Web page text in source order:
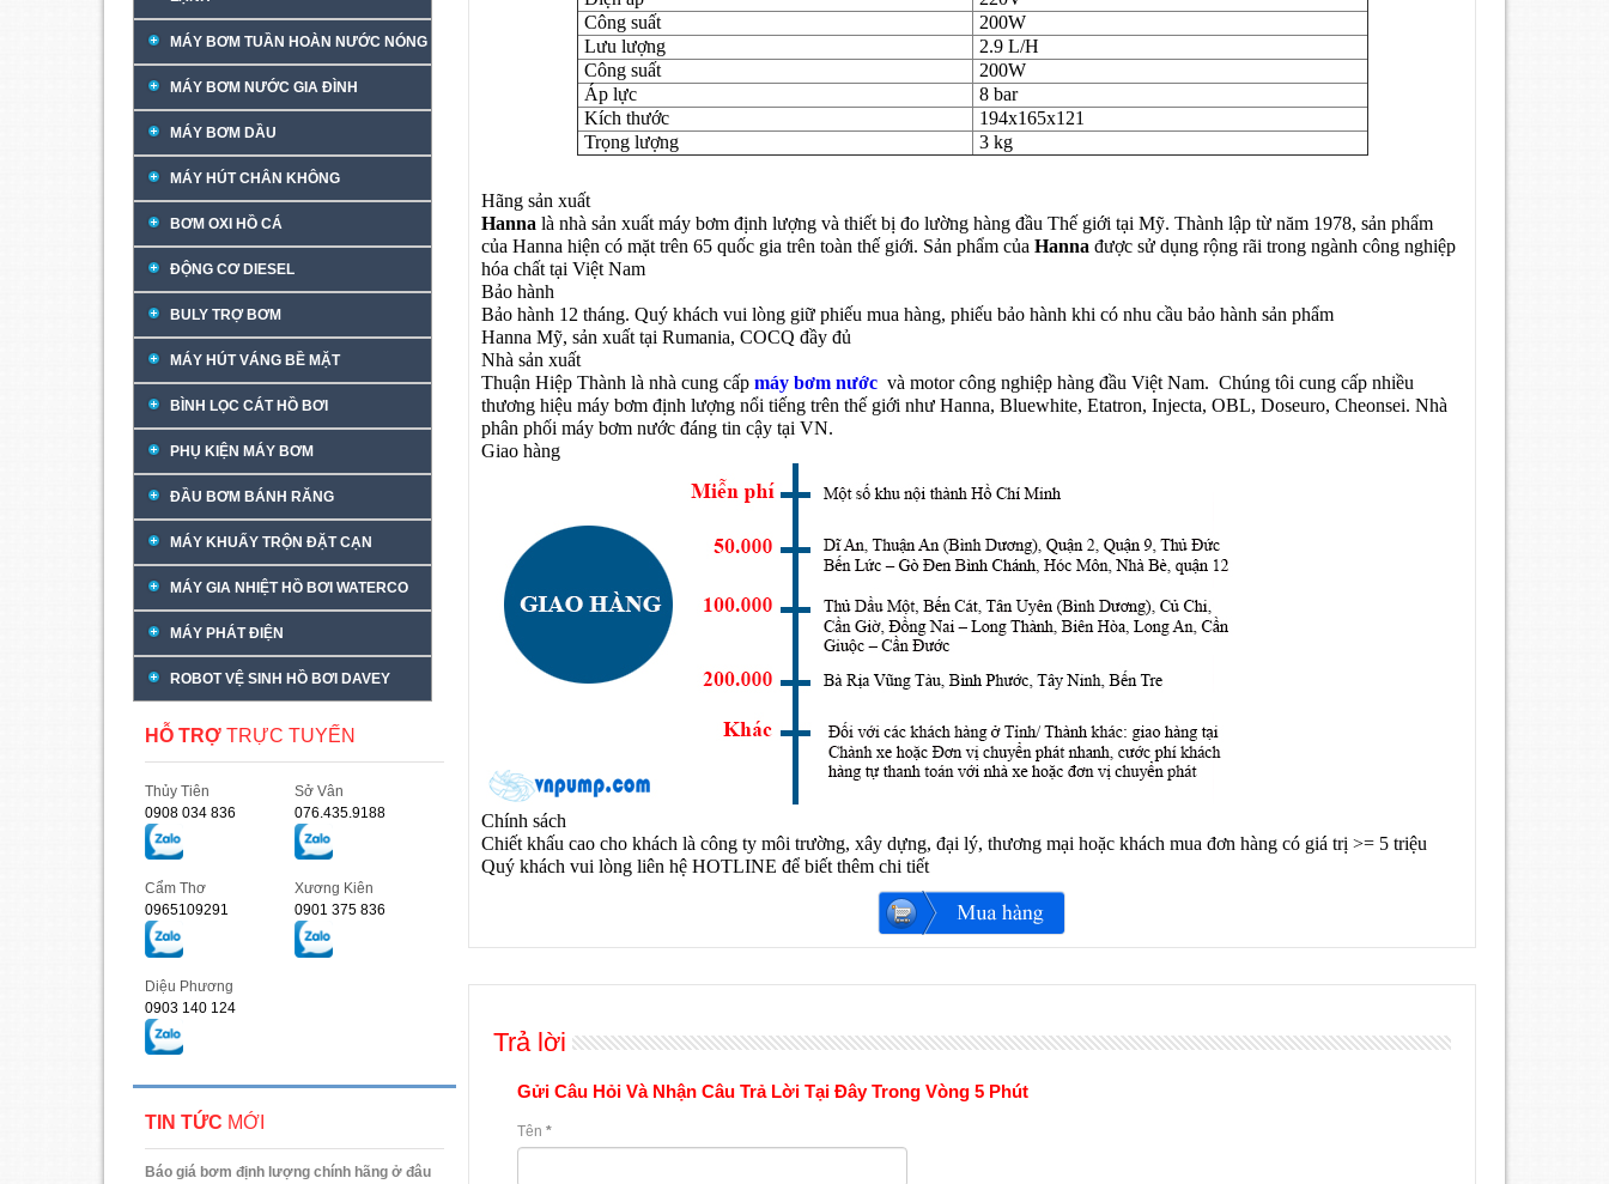
MÁY BƠM TUẦN HOÀN NƯỚC NÓNG
MÁY BƠM NƯỚC GIA ĐÌNH
MÁY BƠM DẦU
MÁY HÚT CHÂN KHÔNG
BƠM OXI HỒ CÁ
ĐỘNG CƠ DIESEL
BULY TRỢ BƠM
MÁY HÚT VÁNG BỀ MẶT
BÌNH LỌC CÁT HỒ BƠI
PHỤ KIỆN MÁY BƠM
ĐẦU BƠM BÁNH RĂNG
MÁY KHUẤY TRỘN ĐẶT CẠN
MÁY GIA NHIỆT HỒ BƠI WATERCO
MÁY PHÁT ĐIỆN
ROBOT VỆ SINH HỒ BƠI DAVEY
HỖ TRỢ TRỰC TUYẾN
Thủy Tiên
0908 034 836
Sở Vân
076.435.9188
Cẩm Thơ
0965109291
Xương Kiên
0901 375 836
Diệu Phương
0903 140 124
TIN TỨC MỚI
Báo giá bơm định lượng chính hãng ở đâu
Công suất
200W
Lưu lượng
2.9 L/H
Công suất
200W
Áp lực
8 bar
Kích thước
194x165x121
Trọng lượng
3 kg
Hãng sản xuất
Hanna là nhà sản xuất máy bơm định lượng và thiết bị đo lường hàng đầu Thế giới tại Mỹ. Thành lập từ năm 1978, sản phẩm
của Hanna hiện có mặt trên 65 quốc gia trên toàn thế giới. Sản phẩm của Hanna được sử dụng rộng rãi trong ngành công nghiệp
hóa chất tại Việt Nam
Bảo hành
Bảo hành 12 tháng. Quý khách vui lòng giữ phiếu mua hàng, phiếu bảo hành khi có nhu cầu bảo hành sản phẩm
Hanna Mỹ, sản xuất tại Rumania, COCQ đầy đủ
Nhà sản xuất
Thuận Hiệp Thành là nhà cung cấp máy bơm nước và motor công nghiệp hàng đầu Việt Nam. Chúng tôi cung cấp nhiều
thương hiệu máy bơm định lượng nổi tiếng trên thế giới như Hanna, Bluewhite, Etatron, Injecta, OBL, Doseuro, Cheonsei. Nhà
phân phối máy bơm nước đáng tin cậy tại VN.
Giao hàng
Chính sách
Chiết khấu cao cho khách là công ty môi trường, xây dựng, đại lý, thương mại hoặc khách mua đơn hàng có giá trị >= 5 triệu
Quý khách vui lòng liên hệ HOTLINE để biết thêm chi tiết
Trả lời
Gửi Câu Hỏi Và Nhận Câu Trả Lời Tại Đây Trong Vòng 5 Phút
Tên *